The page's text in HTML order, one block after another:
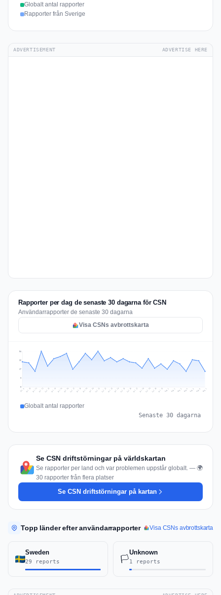
Globalt antal rapporter
Rapporter från Sverige
ADVERTISEMENT ADVERTISE HERE
Rapporter per dag de senaste 30 dagarna för CSN
Användarrapporter de senaste 30 dagarna
Visa CSNs avbrottskarta
9
17
26
34
Jul 9 Jul 10 Jul 11 Jul 12 Jul 13 Jul 14 Jul 15 Jul 16 Jul 17 Jul 18 Jul 19 Jul 20 Jul 21 Jul 22 Jul 23 Jul 24 Jul 25 Jul 26 Jul 27 Jul 28 Jul 29 Jul 30 Jul 31 Aug 1 Aug 2 Aug 3 Aug 4 Aug 5 Aug 6 Aug 7
Globalt antal rapporter
Senaste 30 dagarna
Se CSN driftstörningar på världskartan
Se rapporter per land och var problemen uppstår globalt. — 🌍
30 rapporter från flera platser
Se CSN driftstörningar på kartan
Topp länder efter användarrapporter Visa CSNs avbrottskarta
Sweden
29 reports 🏳️
Unknown
1 reports